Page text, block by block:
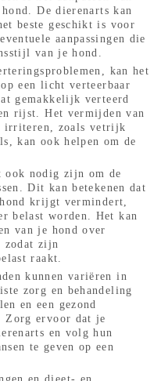
De dierenarts kan
beste geschikt is voor
aanpassingen die
van je hond.
kan het
een licht verteerbaar
gemakkelijk verteerd
rijst. Het vermijden van
irriteren, zoals vetrijk
kan ook helpen om de
ook nodig zijn om de
Dit kan betekenen dat
krijgt vermindert,
belast worden. Het kan
van je hond over
zodat zijn
raakt.
kunnen variëren in
zorg en behandeling
en een gezond
Zorg ervoor dat je
en volg hun
te geven op een